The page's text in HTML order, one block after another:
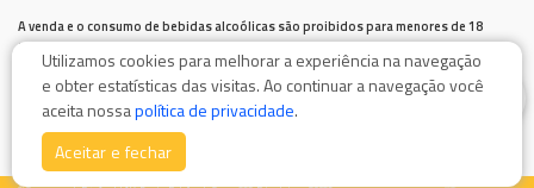
A venda e o consumo de bebidas alcoólicas são proibidos para menores de 18
anos.
Bebida alcoólica pode causar dependência química e, em excesso, provoca graves males à saúde.
Beba com moderação
Utilizamos cookies para melhorar a experiência na navegação
e obter estatísticas das visitas. Ao continuar a navegação você
aceita nossapolítica de privacidade.
Aceitar e fechar